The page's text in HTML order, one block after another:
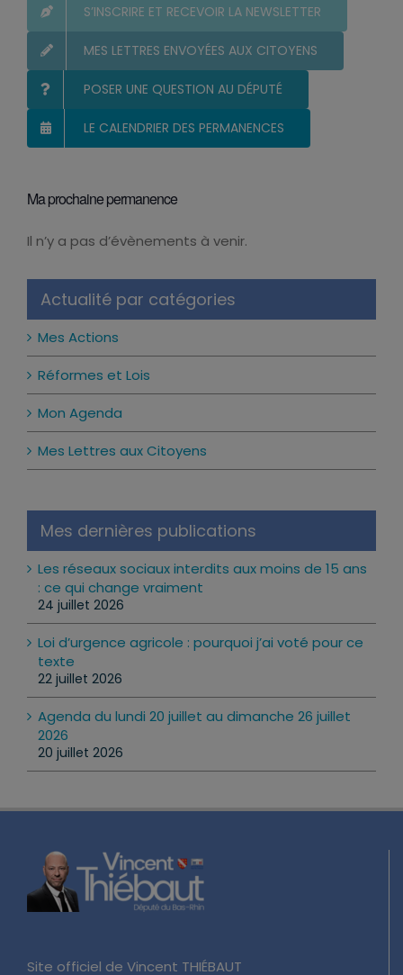
MES LETTRES ENVOYÉES AUX CITOYENS
LE CALENDRIER DES PERMANENCES
Actualité par catégories
Mes Actions
Réformes et Lois
Mon Agenda
Mes Lettres aux Citoyens
Mes dernières publications
Les réseaux sociaux interdits aux moins de 15 ans
: ce qui change vraiment
24 juillet 2026
Loi d’urgence agricole : pourquoi j’ai voté pour ce
texte
22 juillet 2026
Agenda du lundi 20 juillet au dimanche 26 juillet
2026
20 juillet 2026